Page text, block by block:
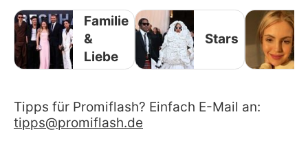
Familie
&
Liebe
Stars
Tipps für Promiflash? Einfach E-Mail an:
tipps@promiflash.de